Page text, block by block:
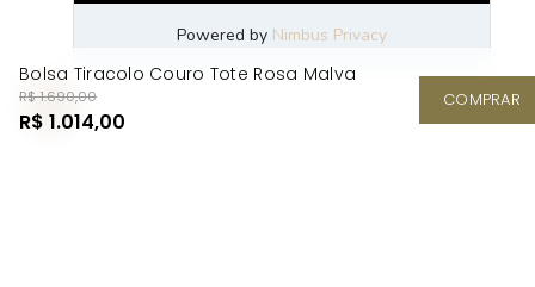
Bolsa Tiracolo Couro Tote Rosa Malva
R$ 1.690,00
R$ 1.014,00
COMPRAR